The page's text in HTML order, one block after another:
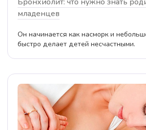
младенцев
Он начинается как насморк и
быстро делает детей несчастными.